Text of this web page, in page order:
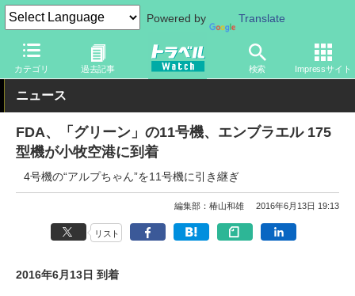
Powered by Translate
カテゴリ 過去記事 検索 Impressサイト
トラベル Watch 企業・政府・官庁 国内エアライン フジドリー
ニュース
FDA、「グリーン」の11号機、エンブラエル 175
型機が小牧空港に到着
4号機の“アルプちゃん”を11号機に引き継ぎ
編集部：椿山和雄 2016年6月13日 19:13
リスト
2016年6月13日 到着